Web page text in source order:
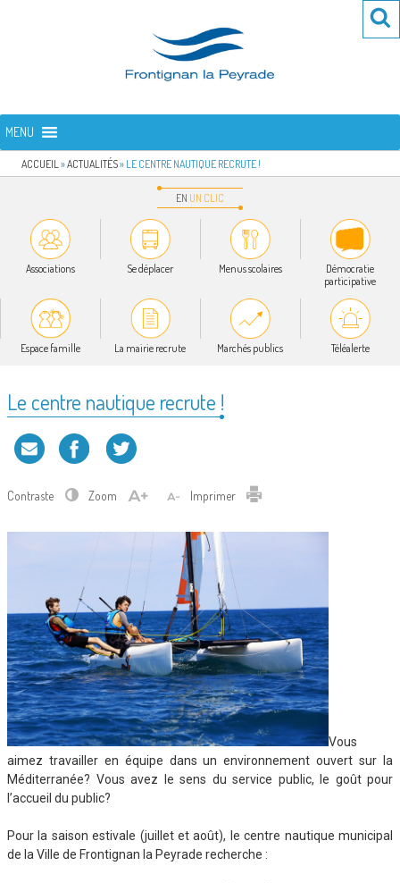
FRONTIGNAN LA PEYRADE
MENU
ACCUEIL »ACTUALITÉS» LE CENTRE NAUTIQUE RECRUTE !
EN UN CLIC
Associations Se déplacer Menus scolaires
Démocratie
participative
Espace famille La mairie recrute Marchés publics Téléalerte
Le centre nautique recrute !
Contraste Zoom Imprimer
Vous
aimez travailler en équipe dans un environnement ouvert sur la
Méditerranée? Vous avez le sens du service public, le goût pour
l’accueil du public?
Pour la saison estivale (juillet et août), le centre nautique municipal
de la Ville de Frontignan la Peyrade recherche :